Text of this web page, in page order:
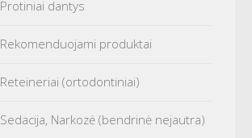
Protiniai dantys
Rekomenduojami produktai
Reteineriai (ortodontiniai)
Sedacija, Narkozė (bendrinė nejautra)